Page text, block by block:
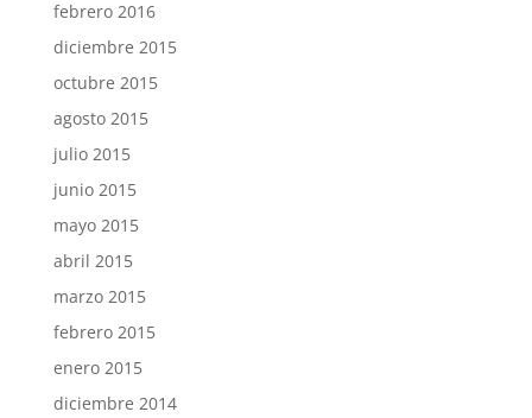
febrero 2016
diciembre 2015
octubre 2015
agosto 2015
julio 2015
junio 2015
mayo 2015
abril 2015
marzo 2015
febrero 2015
enero 2015
diciembre 2014